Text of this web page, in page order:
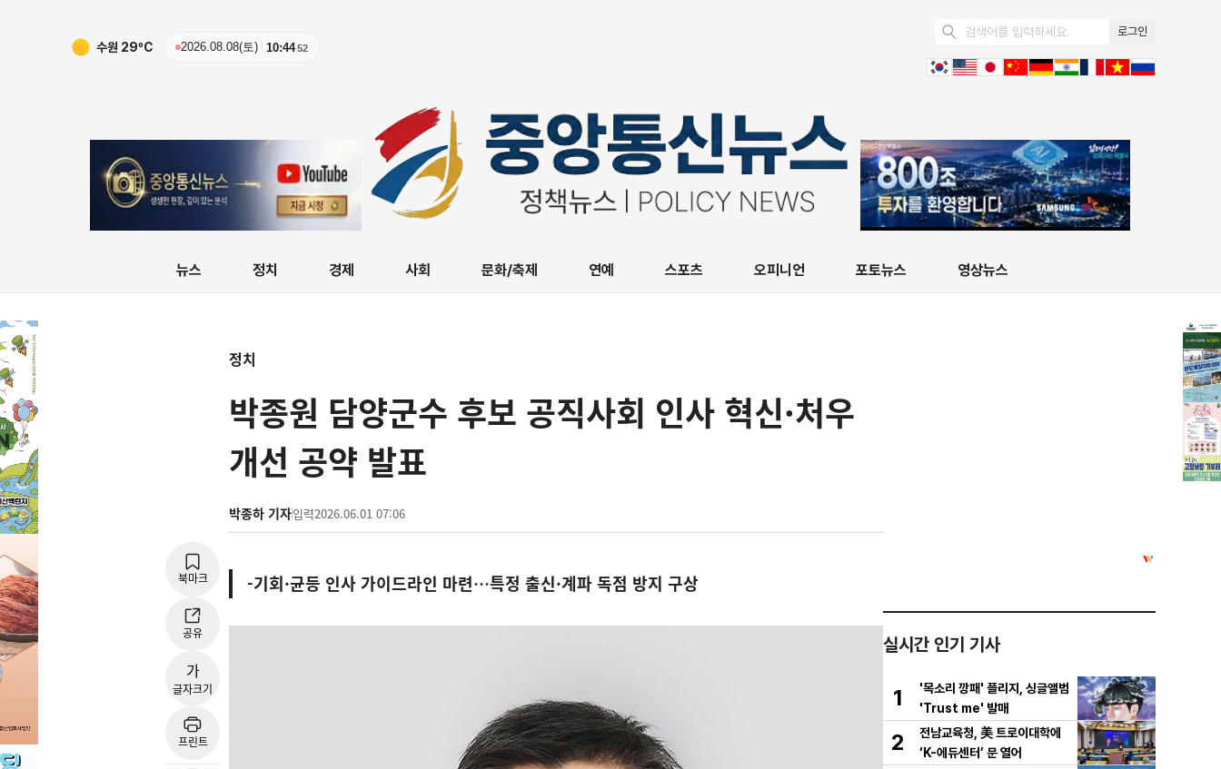
수원 29ºC 2026.08.08(토) 10:4453
로그인
뉴스 정치 경제 사회 문화/축제 연예 스포츠 오피니언 포토뉴스 영상뉴스
정치
박종원 담양군수 후보 공직사회 인사 혁신·처우
개선 공약 발표
박종하 기자입력2026.06.01 07:06
북마크
공유
가
글자크기
프린트
-기회·균등 인사 가이드라인 마련…특정 출신·계파 독점 방지 구상
실시간 인기 기사
1
'목소리 깡패' 플리지, 싱글앨범
'Trust me' 발매
2
전남교육청, 美 트로이대학에
‘K-에듀센터’ 문 열어